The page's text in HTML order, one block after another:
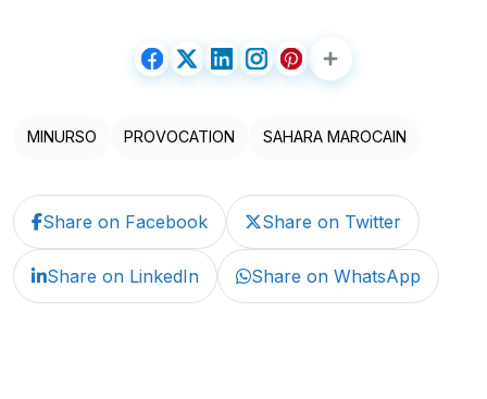
MINURSO PROVOCATION SAHARA MAROCAIN
Share on Facebook Share on Twitter
Share on LinkedIn Share on WhatsApp